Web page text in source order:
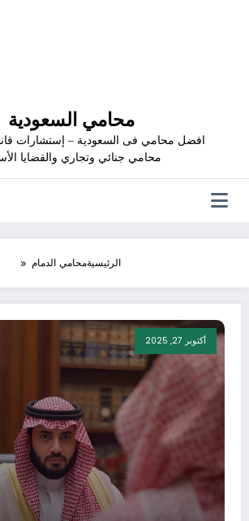
محامي السعودية
افضل محامي فى السعودية – إستشارات
محامي جنائي وتجاري والقضايا
الرئيسيةمحامي الدمام
أكتوبر 27, 2025